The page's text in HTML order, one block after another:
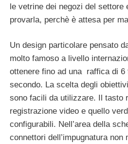
le vetrine dei negozi del settore
provarla, perchè è attesa per
Un design particolare pensato
molto famoso a livello
ottenere fino ad una raffica di 6
secondo. La scelta degli
sono facili da utilizzare. Il tasto
registrazione video e quello
configurabili. Nell’area della
connettori dell’impugnatura non